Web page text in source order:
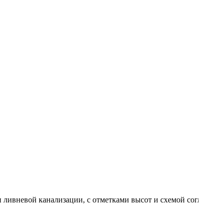
канализации, с отметками высот и схемой